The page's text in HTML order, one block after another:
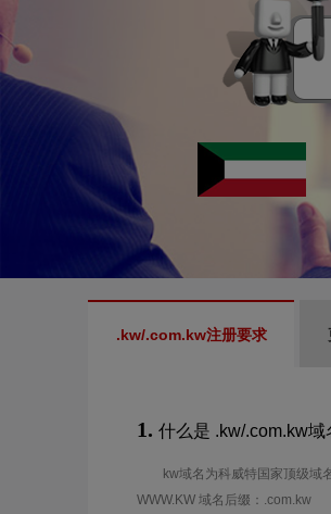
.kw/.com.kw注册要求
1. 什么是 .kw/.com.kw域
kw域名为科威特国家顶级域
WWW.KW 域名后缀：.com.kw